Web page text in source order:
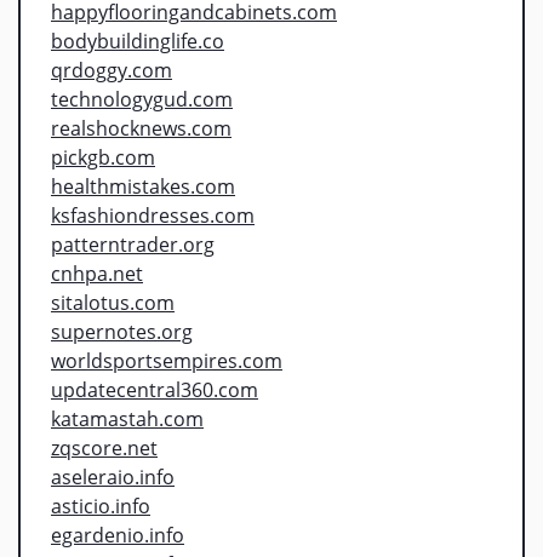
happyflooringandcabinets.com
bodybuildinglife.co
qrdoggy.com
technologygud.com
realshocknews.com
pickgb.com
healthmistakes.com
ksfashiondresses.com
patterntrader.org
cnhpa.net
sitalotus.com
supernotes.org
worldsportsempires.com
updatecentral360.com
katamastah.com
zqscore.net
aseleraio.info
asticio.info
egardenio.info